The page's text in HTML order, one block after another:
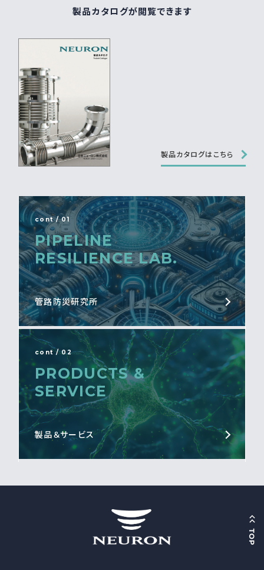
製品カタログが閲覧できます
製品カタログはこちら
cont / 01
PIPELINE
RESILIENCE LAB.
管路防災研究所
cont / 02
PRODUCTS &
SERVICE
製品＆サービス